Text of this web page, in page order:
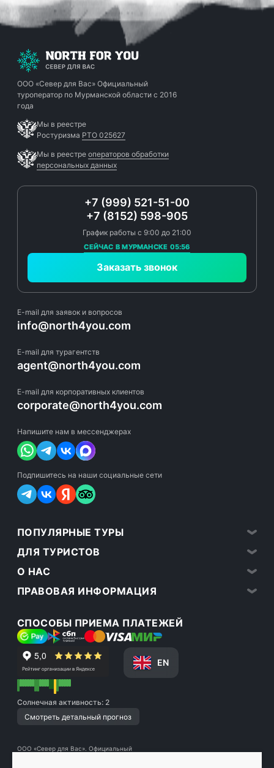
ООО «Север для Вас» Официальный
туроператор по Мурманской области с 2016
года
Мы в реестре
Ростуризма РТО 025627
Мы в реестре операторов обработки
персональных данных
+7 (999) 521-51-00
+7 (8152) 598-905
Заказать звонок
График работы с 9:00 до 21:00
СЕЙЧАС В МУРМАНСКЕ 05:56
E-mail для заявок и вопросов
info@north4you.com
E-mail для турагентств
agent@north4you.com
E-mail для корпоративных клиентов
corporate@north4you.com
Напишите нам в мессенджерах
Подпишитесь на наши социальные сети
ПОПУЛЯРНЫЕ ТУРЫ
ДЛЯ ТУРИСТОВ
О НАС
ПРАВОВАЯ ИНФОРМАЦИЯ
СПОСОБЫ ПРИЕМА ПЛАТЕЖЕЙ
EN
Солнечная активность: 2
Смотреть детальный прогноз
ООО «Север для Вас». Официальный